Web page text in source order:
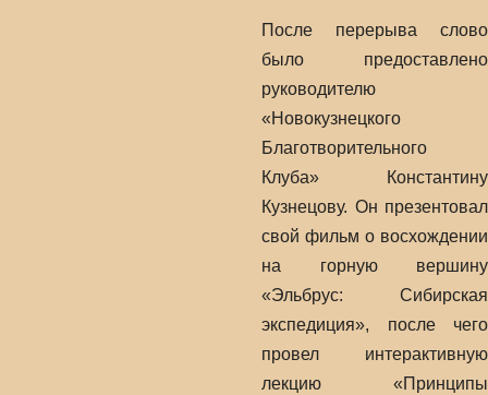
После перерыва слово
было предоставлено
руководителю
«Новокузнецкого
Благотворительного
Клуба» Константину
Кузнецову. Он презентовал
свой фильм о восхождении
на горную вершину
«Эльбрус: Сибирская
экспедиция», после чего
провел интерактивную
лекцию «Принципы